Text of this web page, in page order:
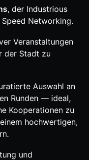
, der Industrious
Networking.
Veranstaltungen
der Stadt zu
Auswahl an
Runden — ideal,
Kooperationen zu
hochwertigen,
und